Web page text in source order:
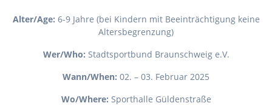
Alter/Age: 6-9 Jahre (bei Kindern mit Beeinträchtigung keine
Altersbegrenzung)
Wer/Who: Stadtsportbund Braunschweig e.V.
Wann/When: 02. – 03. Februar 2025
Wo/Where: Sporthalle Güldenstraße